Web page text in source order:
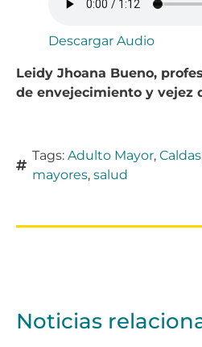
Descargar Audio
Leidy Jhoana Bueno,
de envejecimiento y vejez
Tags: Adulto Mayor, Caldas
mayores, salud
Noticias